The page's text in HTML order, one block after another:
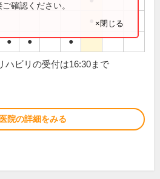
● ● ●
確認ください。
×閉じる
ハビリの受付は16:30まで
院の詳細をみる